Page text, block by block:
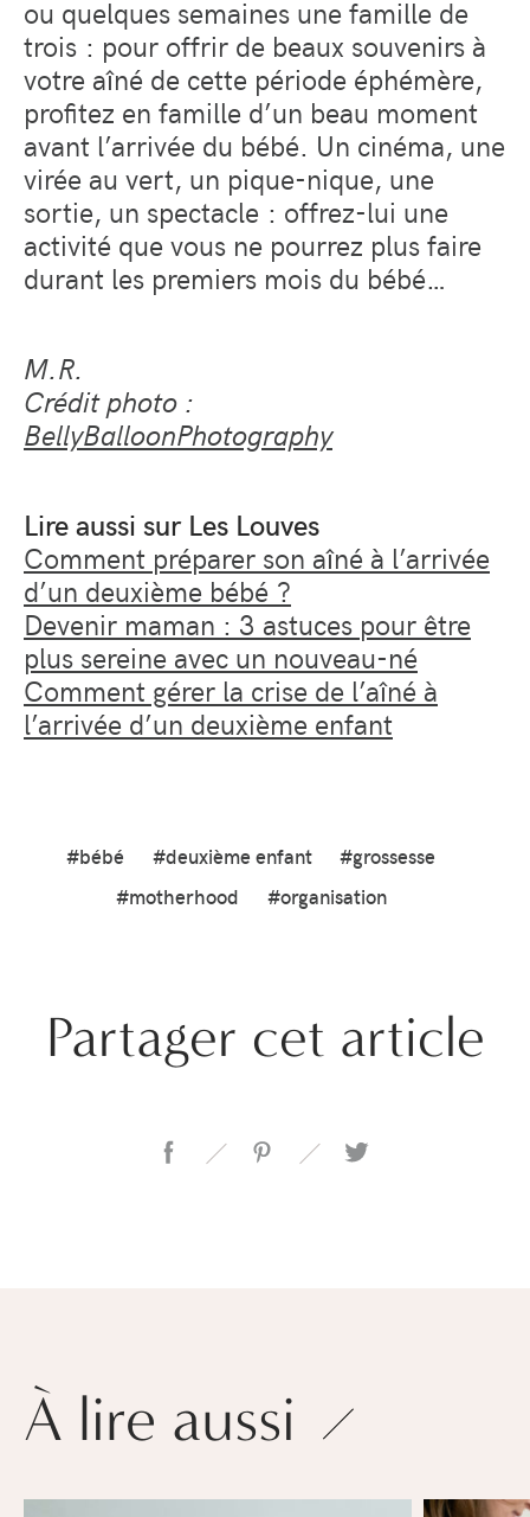
ou quelques semaines une famille de
trois : pour offrir de beaux souvenirs à
votre aîné de cette période éphémère,
profitez en famille d’un beau moment
avant l’arrivée du bébé. Un cinéma, une
virée au vert, un pique-nique, une
sortie, un spectacle : offrez-lui une
activité que vous ne pourrez plus faire
durant les premiers mois du bébé…
M.R.
Crédit photo :
BellyBalloonPhotography
Lire aussi sur Les Louves
Comment préparer son aîné à l’arrivée
d’un deuxième bébé ?
Devenir maman : 3 astuces pour être
plus sereine avec un nouveau-né
Comment gérer la crise de l’aîné à
l’arrivée d’un deuxième enfant
#bébé #deuxième enfant
#grossesse
#motherhood
#organisation
Partager cet article
À lire aussi